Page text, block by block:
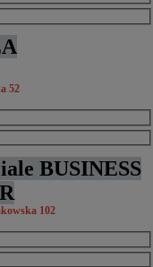
52
BUSINESS
102